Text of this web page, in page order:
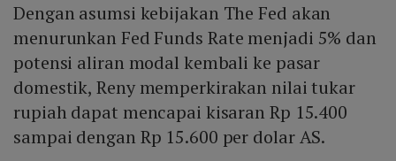
Dengan asumsi kebijakan The Fed akan
menurunkan Fed Funds Rate menjadi 5% dan
potensi aliran modal kembali ke pasar
domestik, Reny memperkirakan nilai tukar
rupiah dapat mencapai kisaran Rp 15.400
sampai dengan Rp 15.600 per dolar AS.